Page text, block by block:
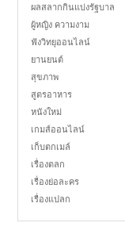
ผลสลากกินแบ่งรัฐบาล
ผู้หญิง ความงาม
ฟังวิทยุออนไลน์
ยานยนต์
สุขภาพ
สูตรอาหาร
หนังใหม่
เกมส์ออนไลน์
เก็บตกเมล์
เรื่องตลก
เรื่องย่อละคร
เรื่องแปลก